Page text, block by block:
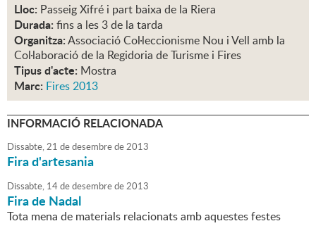
Lloc: Passeig Xifré i part baixa de la Riera
Durada: fins a les 3 de la tarda
Organitza:Associació Col·leccionisme Nou i Vell amb la
Col·laboració de la Regidoria de Turisme i Fires
Tipus d'acte: Mostra
Marc: Fires 2013
INFORMACIÓ RELACIONADA
Dissabte,21 dedesembrede2013
Fira d'artesania
Dissabte, 14dedesembrede2013
Fira de Nadal
Tota mena de materials relacionats amb aquestes festes